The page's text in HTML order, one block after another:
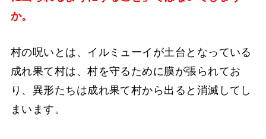
か。
村の呪いとは、イルミューイが土台となっている
成れ果て村は、村を守るために膜が張られてお
り、異形たちは成れ果て村から出ると消滅してし
まいます。